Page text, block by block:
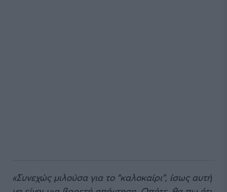
«Συνεχώς μιλούσα για το “καλοκαίρι”, ίσως αυτή